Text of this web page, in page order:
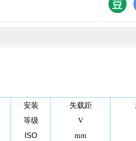
安装
等级
ISO
失载距
V
mm